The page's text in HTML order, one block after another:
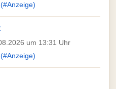
um 13:31 Uhr